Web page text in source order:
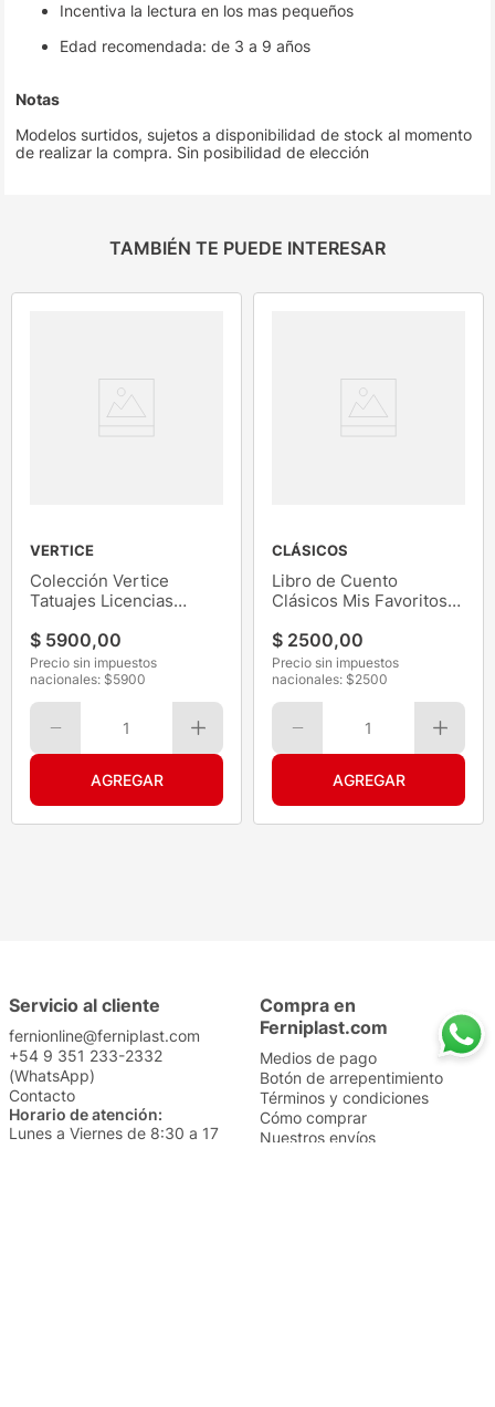
Incentiva la lectura en los mas pequeños
Edad recomendada: de 3 a 9 años
Notas
Modelos surtidos, sujetos a disponibilidad de stock al momento
de realizar la compra. Sin posibilidad de elección
TAMBIÉN TE PUEDE INTERESAR
VERTICE
Colección Vertice
Tatuajes Licencias
$ 5900,00
Precio sin impuestos
nacionales: $5900
1
CLÁSICOS
Libro de Cuento
Clásicos Mis Favoritos
$ 2500,00
Precio sin impuestos
nacionales: $2500
1
Servicio al cliente
fernionline@ferniplast.com
+54 9 351 233-2332
(WhatsApp)
Contacto
Horario de atención:
Lunes a Viernes de 8:30 a 17
Compra en
Ferniplast.com
Medios de pago
Botón de arrepentimiento
Términos y condiciones
Cómo comprar
Nuestros envíos